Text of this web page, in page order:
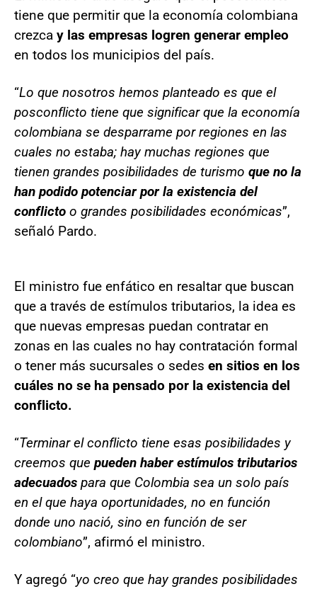
tiene que permitir que la economía colombiana
crezca y las empresas logren generar empleo
en todos los municipios del país.
“Lo que nosotros hemos planteado es que el
posconflicto tiene que significar que la economía
colombiana se desparrame por regiones en las
cuales no estaba; hay muchas regiones que
tienen grandes posibilidades de turismo que no la
han podido potenciar por la existencia del
conflicto o grandes posibilidades económicas”,
señaló Pardo.
El ministro fue enfático en resaltar que buscan
que a través de estímulos tributarios, la idea es
que nuevas empresas puedan contratar en
zonas en las cuales no hay contratación formal
o tener más sucursales o sedes en sitios en los
cuáles no se ha pensado por la existencia del
conflicto.
“Terminar el conflicto tiene esas posibilidades y
creemos que pueden haber estímulos tributarios
adecuados para que Colombia sea un solo país
en el que haya oportunidades, no en función
donde uno nació, sino en función de ser
colombiano”, afirmó el ministro.
Y agregó “yo creo que hay grandes posibilidades